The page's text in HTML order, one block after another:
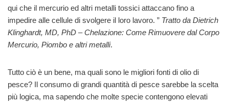
qui che il mercurio ed altri metalli tossici attaccano fino a
impedire alle cellule di svolgere il loro lavoro. ” Tratto da Dietrich
Klinghardt, MD, PhD – Chelazione: Come Rimuovere dal Corpo
Mercurio, Piombo e altri metalli.
Tutto ciò è un bene, ma quali sono le migliori fonti di olio di
pesce? Il consumo di grandi quantità di pesce sarebbe la scelta
più logica, ma sapendo che molte specie contengono elevati